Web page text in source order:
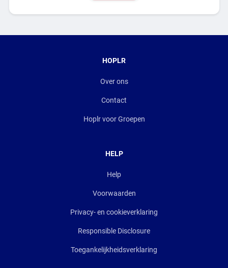
HOPLR
Over ons
Contact
Hoplr voor Groepen
HELP
Help
Voorwaarden
Privacy- en cookieverklaring
Responsible Disclosure
Toegankelijkheidsverklaring